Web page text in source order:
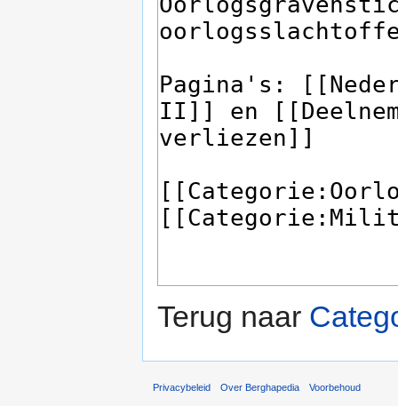
Terug naar
Privacybeleid Over Berghapedia Voorbehoud